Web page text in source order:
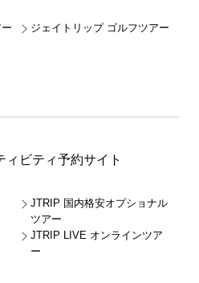
ジェイトリップ ゴルフツアー
ィビティ予約サイト
JTRIP 国内格安オプショナル
ツアー
JTRIP LIVE オンラインツア
ー